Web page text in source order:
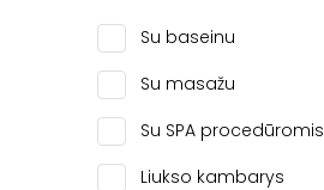
Prienai
Zarasai
Raseiniai
Šiauliai
Su baseinu
Su masažu
Su SPA procedūromis
Liukso kambarys